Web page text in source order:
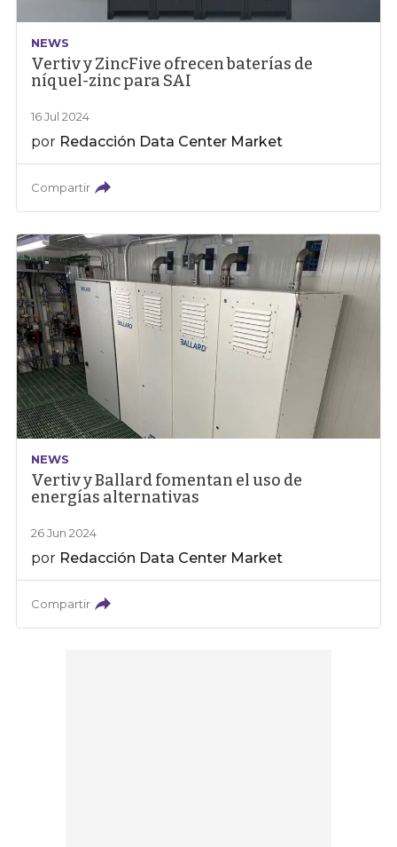
NEWS
Vertiv y ZincFive ofrecen baterías de
níquel-zinc para SAI
16 Jul 2024
por Redacción Data Center Market
Compartir
NEWS
Vertiv y Ballard fomentan el uso de
energías alternativas
26 Jun 2024
por Redacción Data Center Market
Compartir